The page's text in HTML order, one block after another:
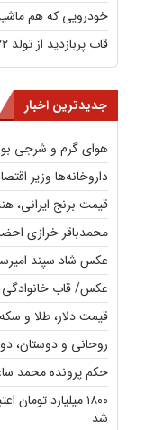
خودرویی که هم
قاب پربازدید از تولد ۲۲ سالگی سارا و نیکای پایتخت
جدیدترین اخبار
هوای گرم و شرجی
داروخانه‌ها وزیر
قیمت برنج ایرانی،
محمدباقر خرازی
عکس شاد سپند
عکس/ قاب خانوادگی
قیمت دلار، طلا و سکه امروز
روحانی و دوستان،
حکم پرونده محمد
۱۸۰۰ میلیارد
شد